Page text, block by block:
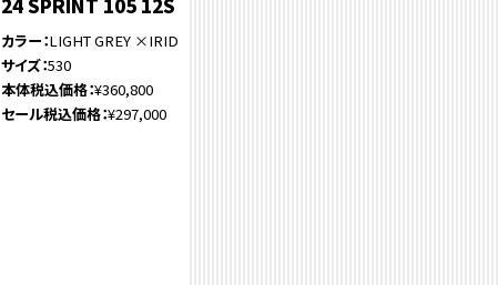
24 SPRINT 105 12S
カラー LIGHT GREY ×IRID
サイズ 530
本体税込価格 ¥360,800
セール税込価格 ¥297,000